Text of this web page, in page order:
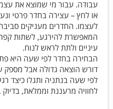
עבודה. עבור מי שמוצא את
או לחץ – עצירה בחדר פרטי
לעצמו. החדרים מעניקים
המאפשרת להירגע, לשתות
עיניים ולתת לראש לנוח.
הבחירה בחדר לפי שעה היא
דורש הוצאה גדולה אבל מספק
לפי שעה בנתניה ותגלו כיצד
לחוויה מרעננת וממלאת,